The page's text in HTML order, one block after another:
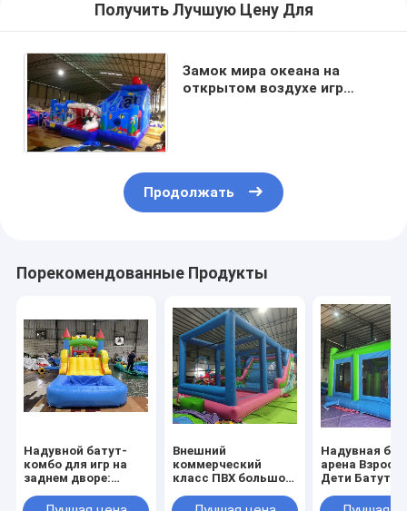
Получить Лучшую Цену Для
Замок мира океана на
открытом воздухе игр
Продолжать
Порекомендованные Продукты
Надувной батут-
комбо для игр на
заднем дворе:
препятствий с
Внешний
коммерческий
класс ПВХ большой
горка
Надувная
арена
Дети
гладиатор